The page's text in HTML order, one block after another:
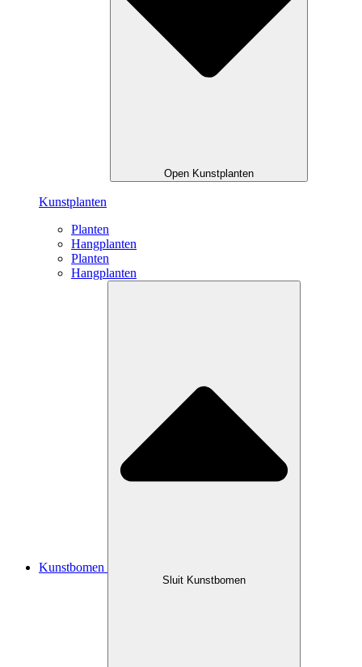
Open Kunstplanten
Kunstplanten
Planten
Hangplanten
Planten
Hangplanten
Kunstbomen
Sluit Kunstbomen